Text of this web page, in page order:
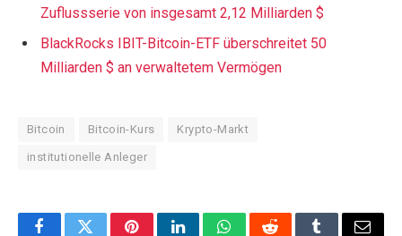
Zuflussserie von insgesamt 2,12 Milliarden $
BlackRocks IBIT-Bitcoin-ETF überschreitet 50
Milliarden $ an verwaltetem Vermögen
Bitcoin Bitcoin-Kurs Krypto-Markt
institutionelle Anleger